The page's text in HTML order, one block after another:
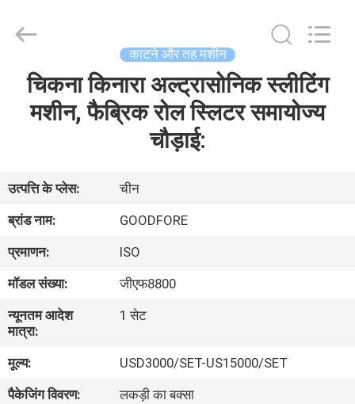
वीडियो
बारे
में
कारखाना
भ्रमण
Machinery
Co.,Ltd.
Reserved.
काटने और तह मशीन
चिकना किनारा अल्ट्रासोनिक स्लीटिंग
मशीन, फैब्रिक रोल स्लिटर समायोज्य
चौड़ाई:
उत्पत्ति के प्लेस:
चीन
ब्रांड नाम:
GOODFORE
प्रमाणन:
ISO
मॉडल संख्या:
जीएफ8800
न्यूनतम आदेश
मात्रा:
1 सेट
मूल्य:
USD3000/SET-US15000/SET
पैकेजिंग विवरण:
लकड़ी का बक्सा